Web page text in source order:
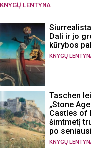
KNYGŲ LENTYNA
Dali ir jo
kūrybos
KNYGŲ
Taschen
„Stone
Castles of
šimtmetį
po
KNYGŲ